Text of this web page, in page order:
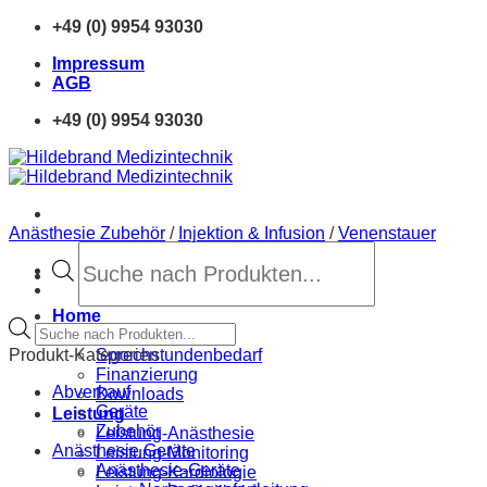
Zum
springen
+49 (0) 9954 93030
Impressum
AGB
+49 (0) 9954 93030
search
Home
Neue Produkte
Sprechstundenbedarf
Finanzierung
Downloads
Leistung
Leistung-Anästhesie
Leistung-Monitoring
Leistung-Kardiologie
Anästhesie Zubehör / Injektion & Infusion / Venenstauer
Products
search
Produkt-Kategorien
Abverkauf
Geräte
Zubehör
Anästhesie Geräte
Anästhesie-Geräte